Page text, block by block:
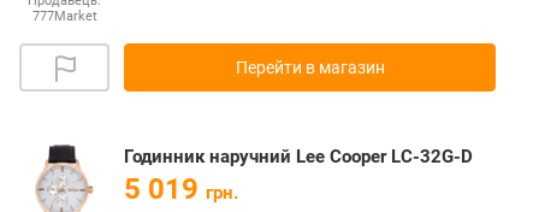
777Market
Перейти в магазин
Годинник наручний Lee Cooper LC-32G-D
5 019 грн.